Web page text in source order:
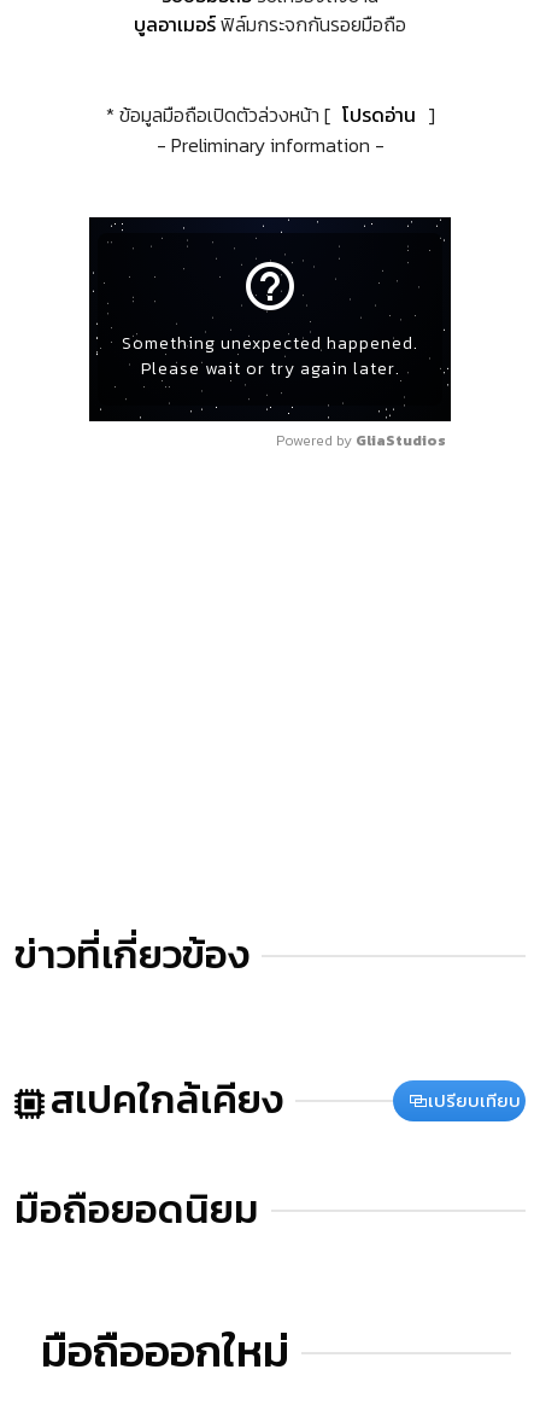
บูลอาเมอร์ฟิล์มกระจกกันรอยมือถือ
* ข้อมูลมือถือเปิดตัวล่วงหน้า [ โปรดอ่าน ]
- Preliminary information -
help_outline
Something unexpected happened.
Please wait or try again later.
Powered by GliaStudios
ข่าวที่เกี่ยวข้อง
สเปคใกล้เคียง เปรียบเทียบ
มือถือยอดนิยม
มือถือออกใหม่